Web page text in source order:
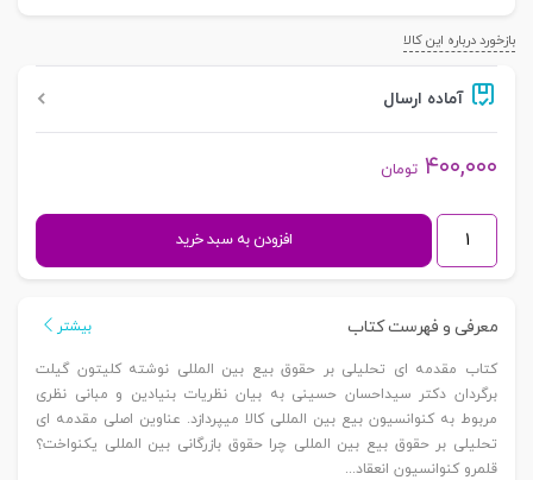
بازخورد درباره این کالا
آماده ارسال
۴۰۰,۰۰۰ تومان
مقدمه
ای
بیع
بین
المللی
|
افزودن به سبد خرید
معرفی و فهرست کتاب بیشتر
کتاب مقدمه ای تحلیلی بر حقوق بیع بین المللی نوشته کلیتون گیلت
برگردان دکتر سیداحسان حسینی به بیان نظریات بنیادین و مبانی نظری
مربوط به کنوانسیون بیع بین المللی کالا میپردازد. عناوین اصلی مقدمه ای
تحلیلی بر حقوق بیع بین المللی چرا حقوق بازرگانی بین المللی یکنواخت؟
قلمرو کنوانسیون انعقاد...